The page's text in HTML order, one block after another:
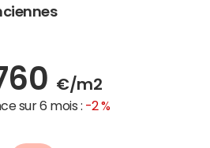
€/m2
sur 6 mois : -2 %